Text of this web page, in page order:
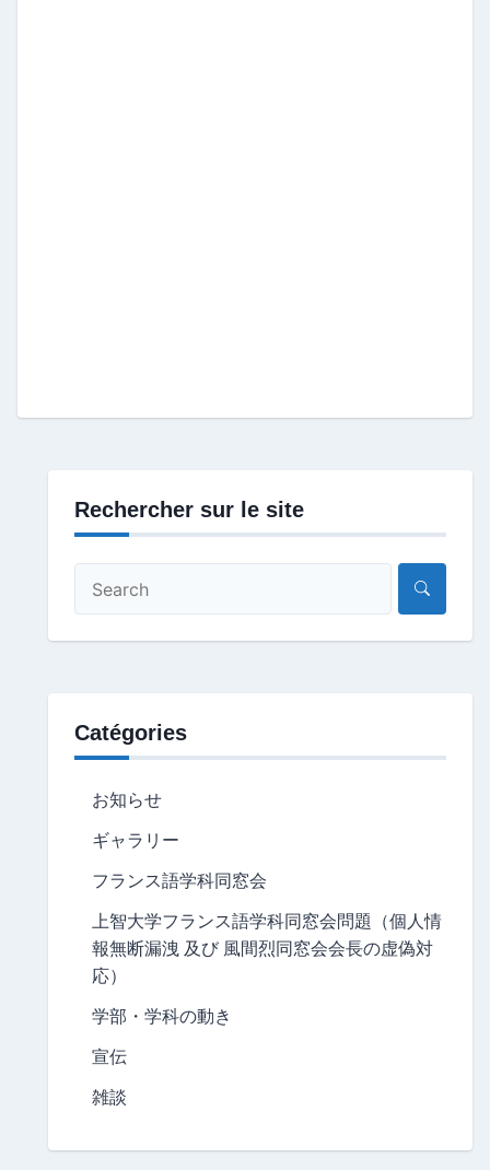
Rechercher sur le site
Catégories
お知らせ
ギャラリー
フランス語学科同窓会
上智大学フランス語学科同窓会問題（個人情
報無断漏洩 及び 風間烈同窓会会長の虚偽対
応）
学部・学科の動き
宣伝
雑談